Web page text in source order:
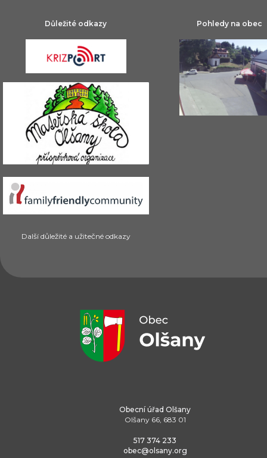
Důležité odkazy
Další důležité a užitečné odkazy
Pohledy na obec
Obecní úřad Olšany
Olšany 66, 683 01
517 374 233
obec@olsany.org